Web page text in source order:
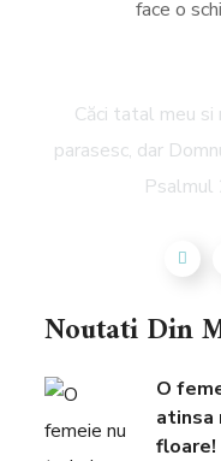
Căci tatal meu si
parasesc, dar
Psalmul
Noutati Din
O
atinsa
floare!